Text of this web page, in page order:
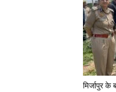
मिर्जापुर के